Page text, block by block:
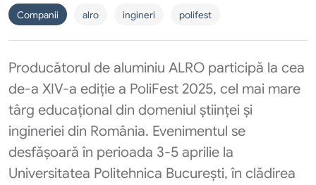
Companii alro ingineri polifest
Producătorul de aluminiu ALRO participă la cea
de-a XIV-a ediție a PoliFest 2025, cel mai mare
târg educațional din domeniul științei și
ingineriei din România. Evenimentul se
desfășoară în perioada 3-5 aprilie la
Universitatea Politehnica București, în clădirea